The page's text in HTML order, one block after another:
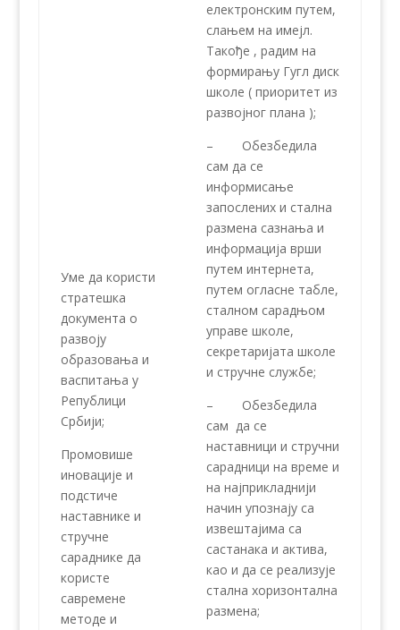
Уме да користи
стратешка
документа о
развоју
образовања и
васпитања у
Републици
Србији;
Промовише
иновације и
подстиче
наставнике и
стручне
сараднике да
користе
савремене
методе и
електронским путем,
слањем на имејл.
Такође , радим на
формирању Гугл диск
школе ( приоритет из
развојног плана );
– Обезбедила
сам да се
информисање
запослених и стална
размена сазнања и
информација врши
путем интернета,
путем огласне табле,
сталном сарадњом
управе школе,
секретаријата школе
и стручне службе;
– Обезбедила
сам да се
наставници и стручни
сарадници на време и
на најприкладнији
начин упознају са
извештајима са
састанака и актива,
као и да се реализује
стална хоризонтална
размена;